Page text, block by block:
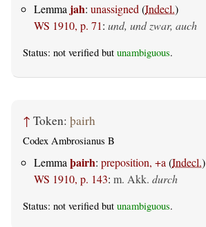
Lemma jah: unassigned(Indecl.)
WS 1910, p. 71: und, und zwar, auch
Status: not verified but unambiguous.
↑ Token: þairh
Codex Ambrosianus B
Lemma þairh: preposition, +a (Indecl.)
WS 1910, p. 143: m. Akk. durch
Status: not verified but unambiguous.